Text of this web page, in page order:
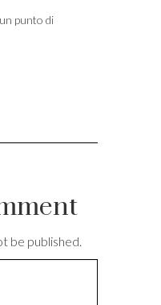
punto di
be published.